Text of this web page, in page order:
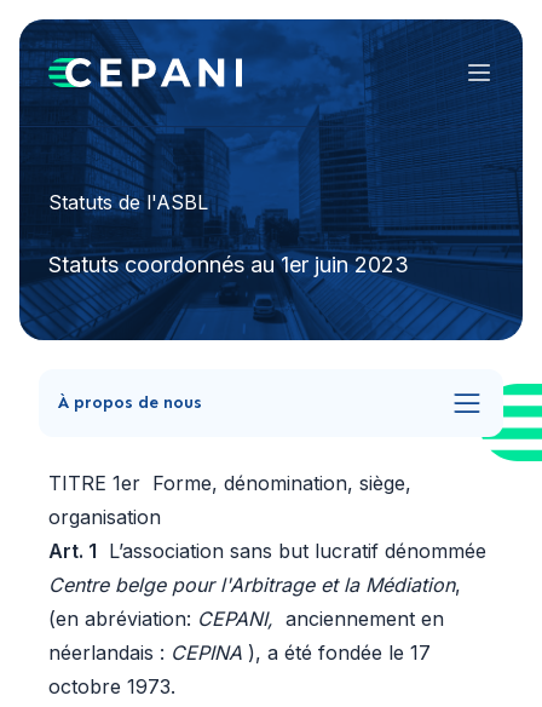
Menu
Statuts de l'ASBL
Statuts coordonnés au 1er juin 2023
À propos de nous
TITRE 1er Forme, dénomination, siège,
organisation
Art. 1 L’association sans but lucratif dénommée
Centre belge pour l'Arbitrage et la Médiation,
(en abréviation: CEPANI, anciennement en
néerlandais : CEPINA ), a été fondée le 17
octobre 1973.